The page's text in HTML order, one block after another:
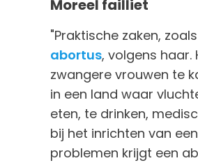
Moreel failliet
"Praktische zaken,
abortus, volgens
zwangere vrouwen te
in een land waar
eten, te drinken,
bij het inrichten van
problemen krijgt een